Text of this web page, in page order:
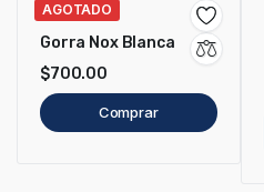
AGOTADO
Gorra Nox Blanca
$700.00
Comprar